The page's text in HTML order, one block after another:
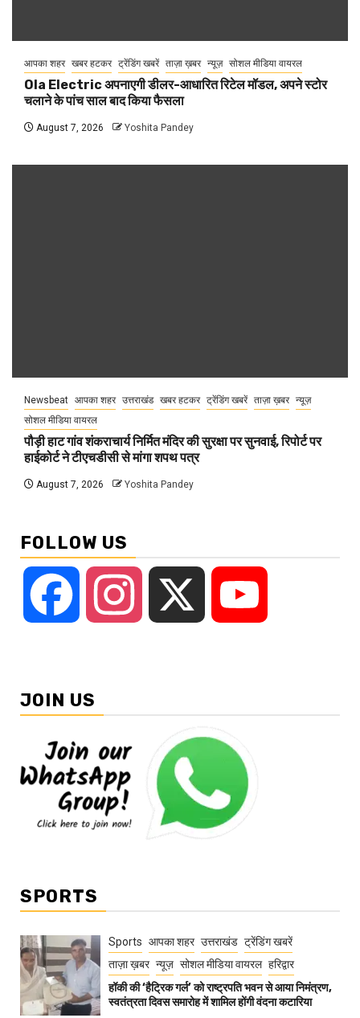
आपका शहर खबर हटकर ट्रेंडिंग खबरें ताज़ा ख़बर न्यूज़ सोशल मीडिया वायरल
Ola Electric अपनाएगी डीलर-आधारित रिटेल मॉडल, अपने स्टोर
चलाने के पांच साल बाद किया फैसला
August 7, 2026 Yoshita Pandey
Newsbeat आपका शहर उत्तराखंड खबर हटकर ट्रेंडिंग खबरें ताज़ा ख़बर न्यूज़
सोशल मीडिया वायरल
पौड़ी हाट गांव शंकराचार्य निर्मित मंदिर की सुरक्षा पर सुनवाई, रिपोर्ट पर
हाईकोर्ट ने टीएचडीसी से मांगा शपथ पत्र
August 7, 2026 Yoshita Pandey
FOLLOW US
Facebook Instagram
JOIN US
SPORTS
Sports आपका शहर उत्तराखंड ट्रेंडिंग खबरें
ताज़ा ख़बर न्यूज़ सोशल मीडिया वायरल हरिद्वार
हॉकी की ‘हैट्रिक गर्ल’ को राष्ट्रपति भवन से आया निमंत्रण,
स्वतंत्रता दिवस समारोह में शामिल होंगी वंदना कटारिया